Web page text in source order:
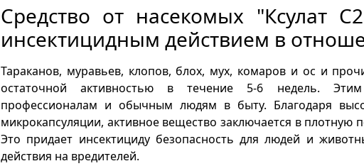
Средство от насекомых "Ксулат
инсектицидным действием в
Тараканов, муравьев, клопов, блох, мух, комаров и ос и
остаточной активностью в течение 5-6 недель. Этим
профессионалам и обычным людям в быту. Благодаря
микрокапсуляции, активное вещество заключается в плотную
Это придает инсектициду безопасность для людей и
действия на вредителей.